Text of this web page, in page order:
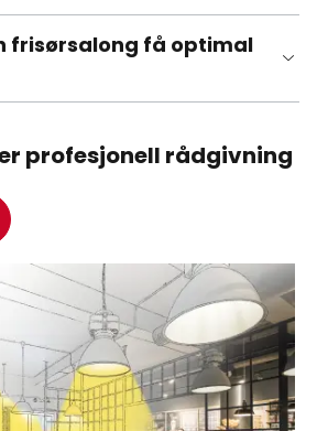
frisørsalong få optimal
profesjonell rådgivning